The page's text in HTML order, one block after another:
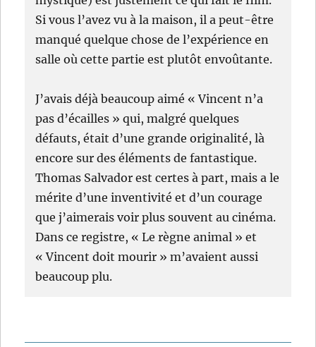
Si vous l’avez vu à la maison, il a peut-être
manqué quelque chose de l’expérience en
salle où cette partie est plutôt envoûtante.
J’avais déjà beaucoup aimé « Vincent n’a
pas d’écailles » qui, malgré quelques
défauts, était d’une grande originalité, là
encore sur des éléments de fantastique.
Thomas Salvador est certes à part, mais a le
mérite d’une inventivité et d’un courage
que j’aimerais voir plus souvent au cinéma.
Dans ce registre, « Le règne animal » et
« Vincent doit mourir » m’avaient aussi
beaucoup plu.